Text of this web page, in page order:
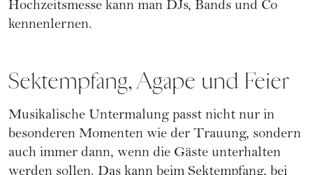
Hochzeitsmesse kann man DJs, Bands und Co
kennenlernen.
Sektempfang, Agape und Feier
Musikalische Untermalung passt nicht nur in
besonderen Momenten wie der Trauung, sondern
auch immer dann, wenn die Gäste unterhalten